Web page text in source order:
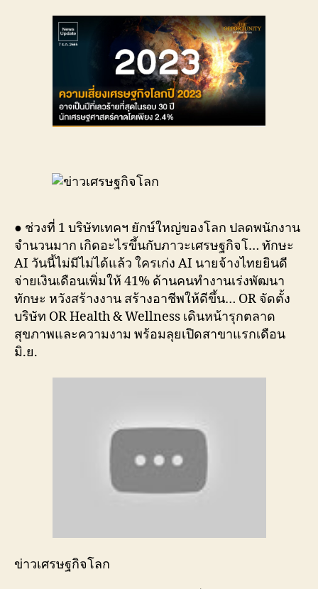
● ช่วงที่ 1 บริษัทเทคฯ ยักษ์ใหญ่ของโลก ปลดพนักงาน
จำนวนมาก เกิดอะไรขึ้นกับภาวะเศรษฐกิจโ… ทักษะ
AI วันนี้ไม่มีไม่ได้แล้ว ใครเก่ง AI นายจ้างไทยยินดี
จ่ายเงินเดือนเพิ่มให้ 41% ด้านคนทำงานเร่งพัฒนา
ทักษะ หวังสร้างงาน สร้างอาชีพให้ดีขึ้น… OR จัดตั้ง
บริษัท OR Health & Wellness เดินหน้ารุกตลาด
สุขภาพและความงาม พร้อมลุยเปิดสาขาแรกเดือน
มิ.ย.
ข่าวเศรษฐกิจโลก